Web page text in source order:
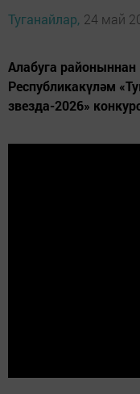
Туганайлар, 24 май
Алабуга
Республикакүләм
звезда-2026»